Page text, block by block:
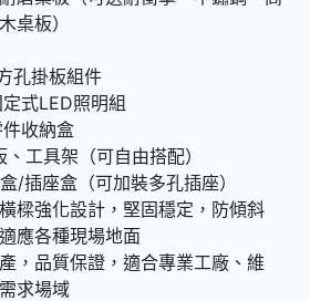
桌板）
孔掛板組件
式LED照明組
收納盒
工具架（可自由搭配）
/插座盒（可加裝多孔插座）
樑強化設計，堅固穩定，防傾斜
應各種現場地面
，品質保證，適合專業工廠、維
求場域